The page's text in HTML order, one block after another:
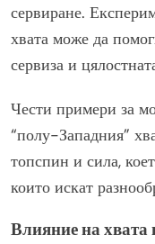
сервиране.
хвата може да
сервиза и
Чести примери за
“полу-Западния”
топспин и сила,
които искат
Влияние на хвата